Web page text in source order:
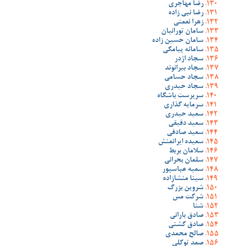
رضا مهاجری
رضا نبی زاده
زهرا نعمتی
سامان تورانیان
سامان حسین زاده
سامانه پیامکی
سجاد اژدر
سجاد بیرانوند
سجاد حسامی
سجاد حیدری
سرپرست باشگاه
سرمایه گذاری
سعید حیدری
سعید دقیقی
سعید صادقی
سعیده ایرانمنش
سلامان بربط
سلمان بحرانی
سمیه عباسپور
سینا منشازاده
شروین بزرگ
شرکت مس
شنا
صادق بارانی
صادق گشنی
صالح محمدی
صمد توکلی